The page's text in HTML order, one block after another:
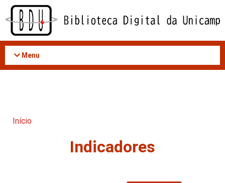
Acessar
conteúdo
Menu
Início
Indicadores